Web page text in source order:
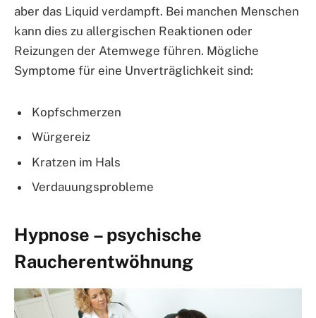
aber das Liquid verdampft. Bei manchen Menschen
kann dies zu allergischen Reaktionen oder
Reizungen der Atemwege führen. Mögliche
Symptome für eine Unverträglichkeit sind:
Kopfschmerzen
Würgereiz
Kratzen im Hals
Verdauungsprobleme
Hypnose – psychische
Raucherentwöhnung